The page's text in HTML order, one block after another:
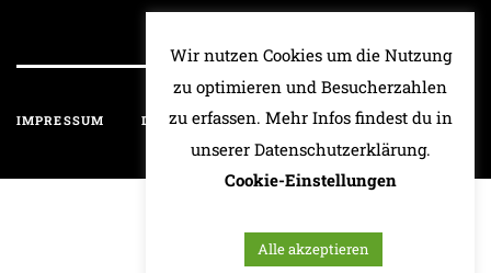
IMPRESSUM DATENSCHUTZ HAFTUNGSAUSSCHLUSS
Wir nutzen Cookies um die Nutzung
zu optimieren und Besucherzahlen
zu erfassen. Mehr Infos findest du in
unserer Datenschutzerklärung.
Cookie-Einstellungen
Alle akzeptieren